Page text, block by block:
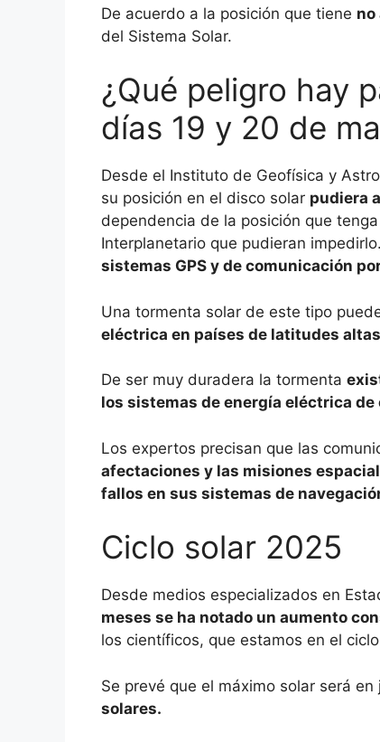
De acuerdo a la posición que tiene no
del Sistema Solar.
¿Qué peligro hay
días 19 y 20 de
Desde el Instituto de Geofísica y
su posición en el disco solar pudiera
dependencia de la posición que
Interplanetario que pudieran impedirlo.
sistemas GPS y de comunicación
Una tormenta solar de este tipo
eléctrica en países de latitudes
De ser muy duradera la tormenta
los sistemas de energía eléctrica de
Los expertos precisan que las
afectaciones y las misiones
fallos en sus sistemas de
Ciclo solar 2025
Desde medios especializados en
meses se ha notado un aumento
los científicos, que estamos en el
Se prevé que el máximo solar será
solares.